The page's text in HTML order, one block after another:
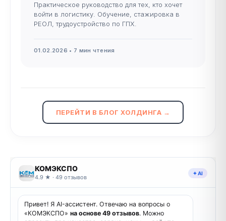
Практическое руководство для тех, кто хочет
войти в логистику. Обучение, стажировка в
РЕОЛ, трудоустройство по ГПХ.
01.02.2026 • 7 мин чтения
ПЕРЕЙТИ В БЛОГ ХОЛДИНГА →